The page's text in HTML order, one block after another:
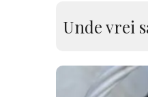
Unde vrei